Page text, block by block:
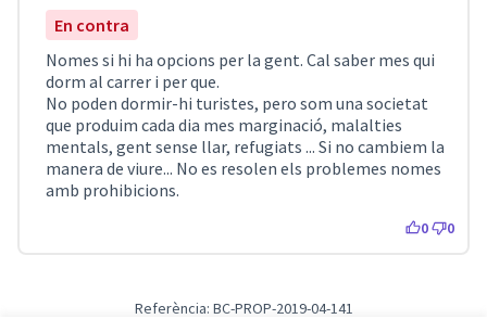
En contra
Nomes si hi ha opcions per la gent. Cal saber mes qui
dorm al carrer i per que.
No poden dormir-hi turistes, pero som una societat
que produim cada dia mes marginació, malalties
mentals, gent sense llar, refugiats ... Si no cambiem la
manera de viure... No es resolen els problemes nomes
amb prohibicions.
0 0
Referència: BC-PROP-2019-04-141